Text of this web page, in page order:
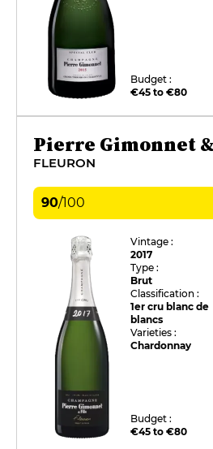
Budget :
€45 to €80
Pierre Gimonnet
FLEURON
90/100
Vintage :
2017
Type :
Brut
Classification :
1er cru blanc de
blancs
Varieties :
Chardonnay
Budget :
€45 to €80